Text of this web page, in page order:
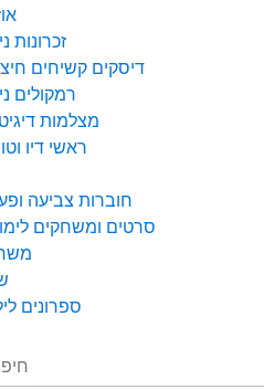
זכרונות
דיסקים קשיחים
רמקולים
מצלמות
ראשי דיו
חוברות צביעה
סרטים ומשחקים
ספרונים